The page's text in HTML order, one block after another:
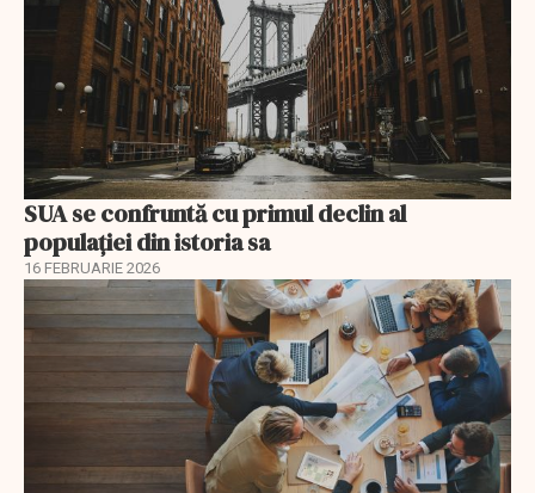
SUA se confruntă cu primul declin al
populației din istoria sa
16 FEBRUARIE 2026